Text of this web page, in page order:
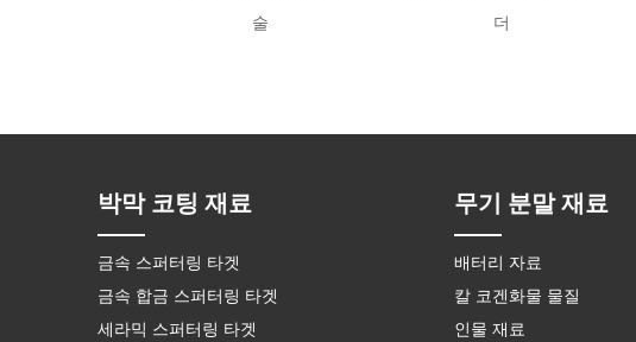
술
더
박막 코팅 재료
금속 스퍼터링 타겟
금속 합금 스퍼터링 타겟
세라믹 스퍼터링 타겟
무기 분말 재료
배터리 자료
칼 코겐화물 물질
인물 재료